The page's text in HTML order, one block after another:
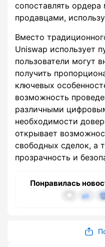
сопоставлять
продавцами,
Вместо
Uniswap использует
пользователи могут
получить
ключевых
возможность
различными
необходимости
открывает
свободных сделок, а
прозрачность и
Понравилась